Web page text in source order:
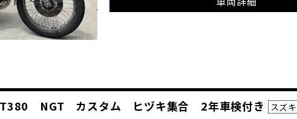
NGT カスタム ヒヅキ集合 2年車検付き スズキ